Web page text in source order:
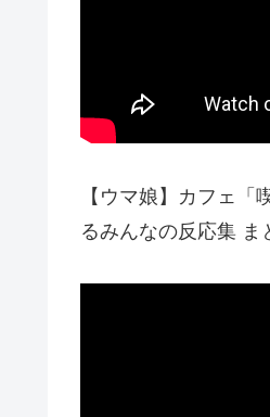
【ウマ娘】カフェ
るみんなの反応集